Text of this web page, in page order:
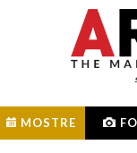
MOSTRE